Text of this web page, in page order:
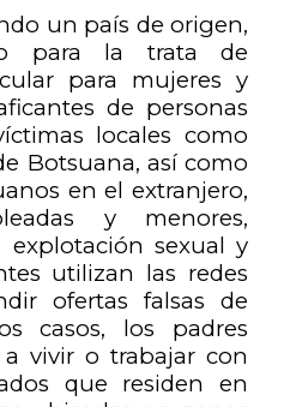
un país de origen,
para la trata de
para mujeres y
de personas
locales como
Botsuana, así como
en el extranjero,
y menores,
explotación sexual y
utilizan las redes
ofertas falsas de
casos, los padres
vivir o trabajar con
que residen en